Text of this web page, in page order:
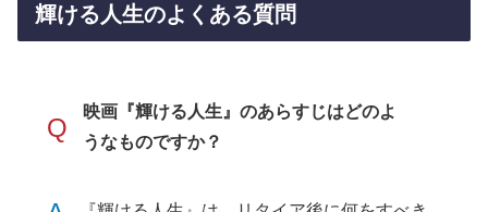
輝ける人生のよくある質問
Q
映画『輝ける人生』のあらすじはどのよ
うなものですか？